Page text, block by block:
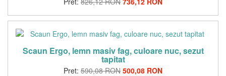
Scaun Ergo, lemn masiv fag, culoare nuc, sezut
tapitat
Pret: 590,08 RON 500,08 RON